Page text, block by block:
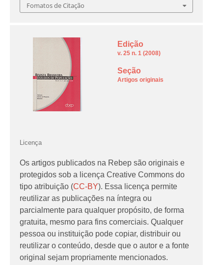
Fomatos de Citação
Edição
v. 25 n. 1 (2008)
Seção
Artigos originais
Licença
Os artigos publicados na Rebep são originais e
protegidos sob a licença Creative Commons do
tipo atribuição (CC-BY). Essa licença permite
reutilizar as publicações na íntegra ou
parcialmente para qualquer propósito, de forma
gratuita, mesmo para fins comerciais. Qualquer
pessoa ou instituição pode copiar, distribuir ou
reutilizar o conteúdo, desde que o autor e a fonte
original sejam propriamente mencionados.